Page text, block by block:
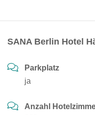
SANA Berlin Hotel
Parkplatz
ja
Anzahl